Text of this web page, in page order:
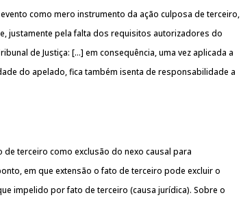
como mero instrumento da ação culposa de terceiro,
justamente pela falta dos requisitos autorizadores do
de Justiça: […] em consequência, uma vez aplicada a
do apelado, fica também isenta de responsabilidade a
terceiro como exclusão do nexo causal para
em que extensão o fato de terceiro pode excluir o
impelido por fato de terceiro (causa jurídica). Sobre o